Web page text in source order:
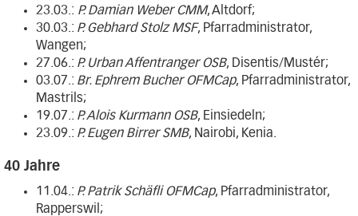
23.03.: P. Damian Weber CMM, Altdorf;
30.03.: P. Gebhard Stolz MSF, Pfarradministrator,
Wangen;
27.06.: P. Urban Affentranger OSB, Disentis/Mustér;
03.07.: Br. Ephrem Bucher OFMCap, Pfarradministrator,
Mastrils;
19.07.: P. Alois Kurmann OSB, Einsiedeln;
23.09.: P. Eugen Birrer SMB, Nairobi, Kenia.
40 Jahre
11.04.: P. Patrik Schäfli OFMCap, Pfarradministrator,
Rapperswil;